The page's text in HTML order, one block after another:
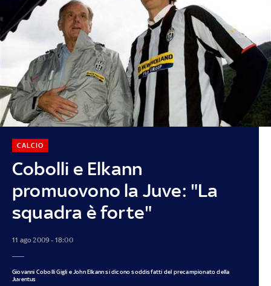
Cobolli e Elkann
promuovono la Juve: "La
squadra è forte"
CALCIO
11 ago 2009 - 18:00
Giovanni Cobolli Gigli e John Elkann si dicono soddisfatti del precampionato della
Juventus